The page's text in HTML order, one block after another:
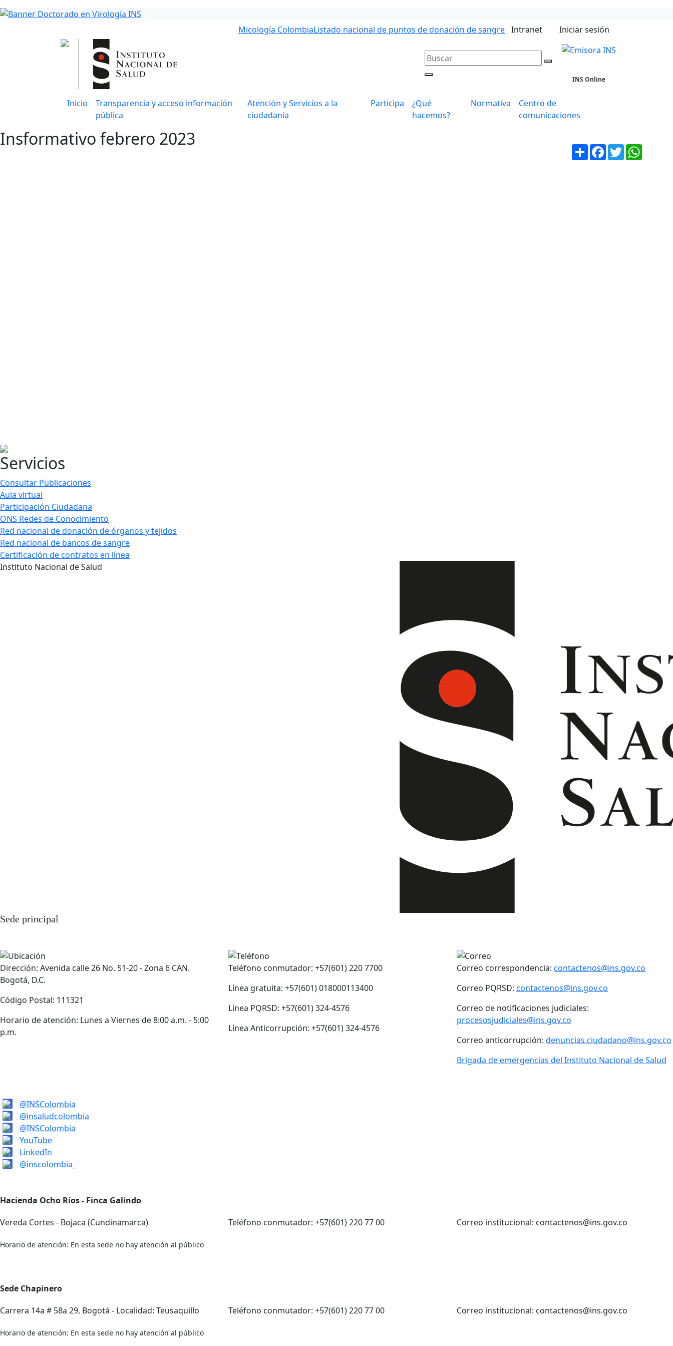
Micología ColombiaListado nacional de puntos de donación de sangre Intranet Iniciar sesión
INS Online
Inicio
Transparencia y acceso información
pública
Atención y Servicios a la
ciudadanía
Participa
¿Qué
hacemos?
Normativa
Centro de
comunicaciones
Insformativo febrero 2023 Compartir
Facebook
Twitter
Servicios
Consultar Publicaciones
Aula virtual
Participación Ciudadana
ONS Redes de Conocimiento
Red nacional de donación de órganos y tejidos
Red nacional de bancos de sangre
Certificación de contratos en línea
Instituto Nacional de Salud
Sede principal
Dirección: Avenida calle 26 No. 51-20 - Zona 6 CAN.
Bogotá, D.C.
Código Postal: 111321
Horario de atención: Lunes a Viernes de 8:00 a.m. - 5:00
p.m.
Teléfono conmutador: +57(601) 220 7700
Línea gratuita: +57(601) 018000113400
Línea PQRSD: +57(601) 324-4576
Línea Anticorrupción: +57(601) 324-4576
Correo correspondencia: contactenos@ins.gov.co
Correo PQRSD: contactenos@ins.gov.co
Correo de notificaciones judiciales:
procesosjudiciales@ins.gov.co
Correo anticorrupción: denuncias.ciudadano@ins.gov.co
Brigada de emergencias del Instituto Nacional de Salud
@INSColombia
@insaludcolombia
@INSColombia
YouTube
LinkedIn
@inscolombia_
Hacienda Ocho Ríos - Finca Galindo
Vereda Cortes - Bojaca (Cundinamarca)
Teléfono conmutador: +57(601) 220 77 00 Correo institucional: contactenos@ins.gov.co
Horario de atención: En esta sede no hay atención al público
Sede Chapinero
Carrera 14a # 58a 29, Bogotá - Localidad: Teusaquillo
Teléfono conmutador: +57(601) 220 77 00 Correo institucional: contactenos@ins.gov.co
Horario de atención: En esta sede no hay atención al público